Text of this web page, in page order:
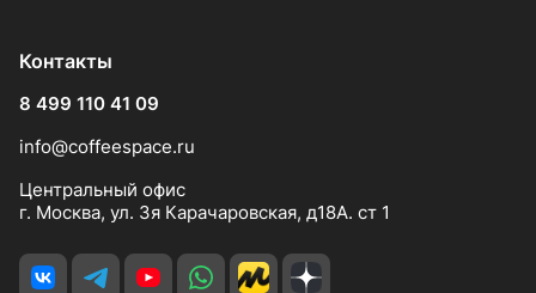
Контакты
8 499 110 41 09
info@coffeespace.ru
Центральный офис
г. Москва, ул. 3я Карачаровская, д18А. ст 1